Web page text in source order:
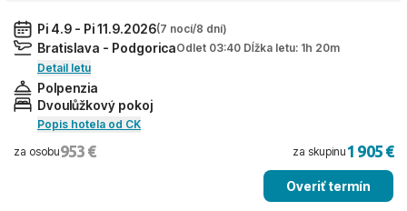
Pi 4.9 - Pi 11.9.2026(7 nocí/8 dní)
Bratislava - PodgoricaOdlet 03:40 Dĺžka letu: 1h 20m
Detail letu
Polpenzia
Dvoulůžkový pokoj
Popis hotela od CK
za osobu953 € za skupinu1 905 €
Overiť termín